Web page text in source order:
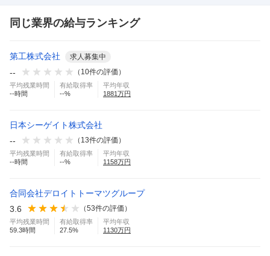
同じ業界の給与ランキング
第工株式会社 求人募集中
-- （ 10件の評価）
平均残業時間
--時間
有給取得率
--%
平均年収
1881万円
日本シーゲイト株式会社
--
（ 13件の評価）
平均残業時間
--時間
有給取得率
--%
平均年収
1158万円
合同会社デロイトトーマツグループ
3.6
（53件の評価）
平均残業時間
59.3時間
有給取得率
27.5%
平均年収
1130万円